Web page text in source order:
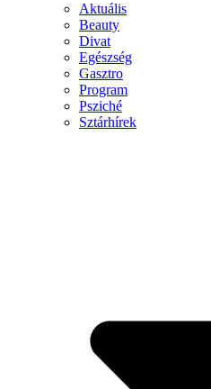
Aktuális
Beauty
Divat
Egészség
Gasztro
Program
Psziché
Sztárhírek